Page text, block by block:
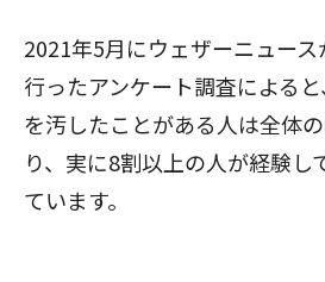
2021年5月にウェザーニュー
行ったアンケート調査による
を汚したことがある人は全体
り、実に8割以上の人が経験し
ています。